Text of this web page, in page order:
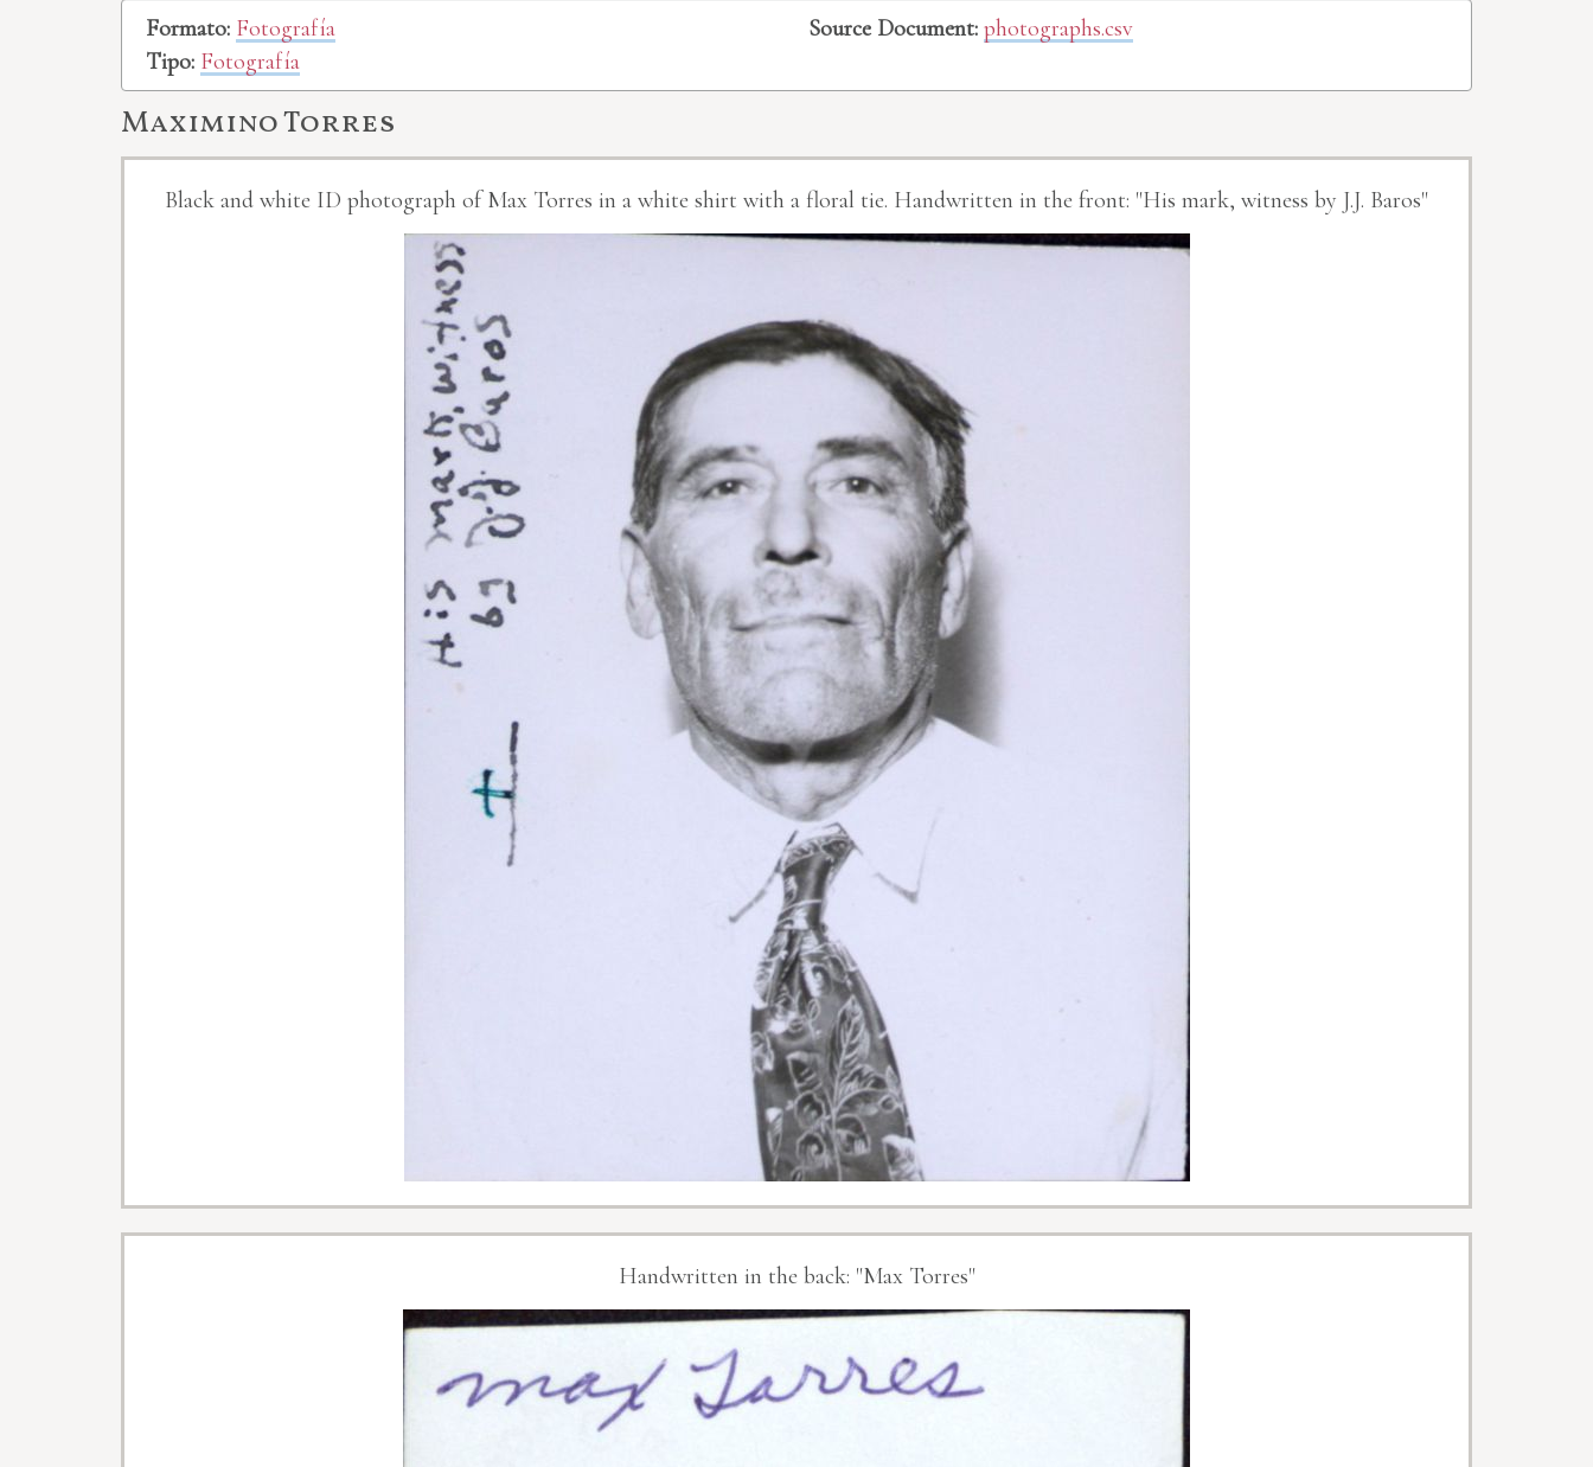
Formato: Fotografía
Tipo: Fotografía
Source Document: photographs.csv
Maximino Torres
Black and white ID photograph of Max Torres in a white shirt with a floral tie. Handwritten in the front: "His mark, witness by J.J. Baros"
Handwritten in the back: "Max Torres"